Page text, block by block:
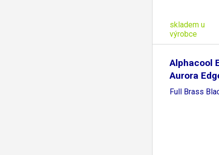
skladem u
výrobce
Alphacool
Aurora
Full Brass